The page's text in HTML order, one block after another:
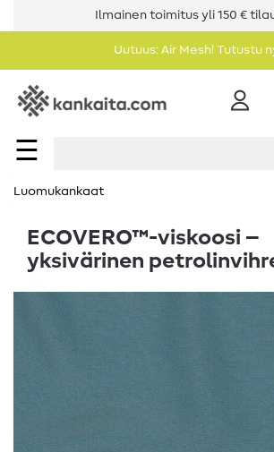
Ilmainen toimitus yli 150 €
Uutuus: Air Mesh! Tutustu
☰
Luomukankaat
ECOVERO™-viskoosi –
yksivärinen